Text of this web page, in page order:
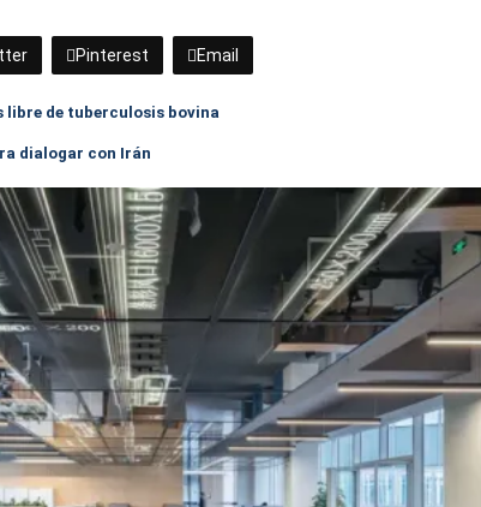
Pinterest Email
libre de tuberculosis bovina
dialogar con Irán